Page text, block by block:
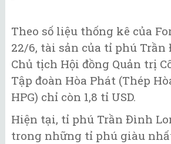
Theo số liệu thống kê của
22/6, tài sản của tỉ phú Trần
Chủ tịch Hội đồng Quản trị
Tập đoàn Hòa Phát (Thép
HPG) chỉ còn 1,8 tỉ USD.
Hiện tại, tỉ phú Trần Đình
trong những tỉ phú giàu